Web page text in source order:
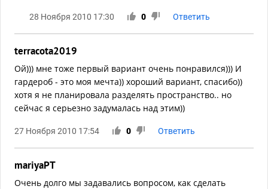
28 Ноября 2010 17:30 0 Ответить
terracota2019
Ой))) мне тоже первый вариант очень понравился))) И
гардероб - это моя мечта)) хороший вариант, спасибо))
хотя я не планировала разделять пространство.. но
сейчас я серьезно задумалась над этим))
27 Ноября 2010 17:54 0 Ответить
mariyaPT
Очень долго мы задавались вопросом, как сделать